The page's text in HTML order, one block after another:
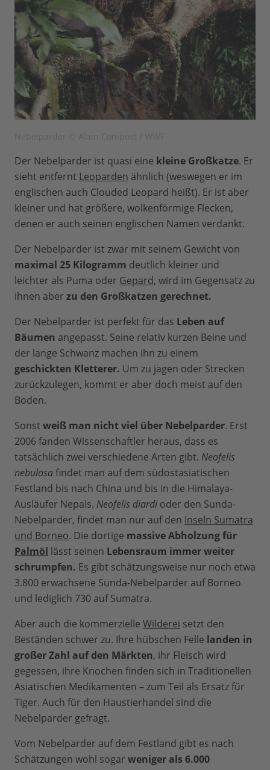
Der Nebelparder ist quasi eine kleine Großkatze. Er
sieht entfernt Leoparden ähnlich (weswegen er im
englischen auch Clouded Leopard heißt). Er ist aber
kleiner und hat größere, wolkenförmige Flecken,
denen er auch seinen englischen Namen verdankt.
Der Nebelparder ist zwar mit seinem Gewicht von
maximal 25 Kilogramm deutlich kleiner und
leichter als Puma oder Gepard, wird im Gegensatz zu
ihnen aber zu den Großkatzen gerechnet.
Der Nebelparder ist perfekt für das Leben auf
Bäumen angepasst. Seine relativ kurzen Beine und
der lange Schwanz machen ihn zu einem
geschickten Kletterer. Um zu jagen oder Strecken
zurückzulegen, kommt er aber doch meist auf den
Boden.
Sonst weiß man nicht viel über Nebelparder. Erst
2006 fanden Wissenschaftler heraus, dass es
tatsächlich zwei verschiedene Arten gibt. Neofelis
nebulosafindet man auf dem südostasiatischen
Festland bis nach China und bis in die Himalaya-
Ausläufer Nepals. Neofelis diardi oder den Sunda-
Nebelparder, findet man nur auf den Inseln Sumatra
und Borneo. Die dortige massive Abholzung für
Palmöl lässt seinen Lebensraum immer weiter
schrumpfen. Es gibt schätzungsweise nur noch etwa
3.800 erwachsene Sunda-Nebelparder auf Borneo
und lediglich 730 auf Sumatra.
Aber auch die kommerzielle Wilderei setzt den
Beständen schwer zu. Ihre hübschen Felle landen in
großer Zahl auf den Märkten, ihr Fleisch wird
gegessen, ihre Knochen finden sich in Traditionellen
Asiatischen Medikamenten – zum Teil als Ersatz für
Tiger. Auch für den Haustierhandel sind die
Nebelparder gefragt.
Vom Nebelparder auf dem Festland gibt es nach
Schätzungen wohl sogar weniger als 6.000